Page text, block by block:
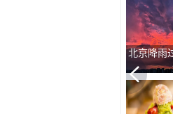
北京降雨